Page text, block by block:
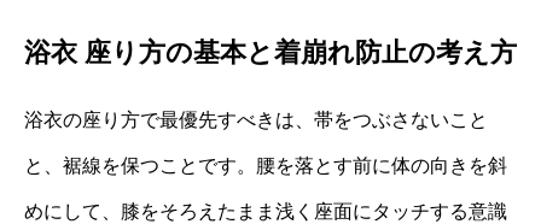
浴衣 座り方の基本と着崩れ防止の考え方
浴衣の座り方で最優先すべきは、帯をつぶさないこと
と、裾線を保つことです。腰を落とす前に体の向きを斜
めにして、膝をそろえたまま浅く座面にタッチする意識